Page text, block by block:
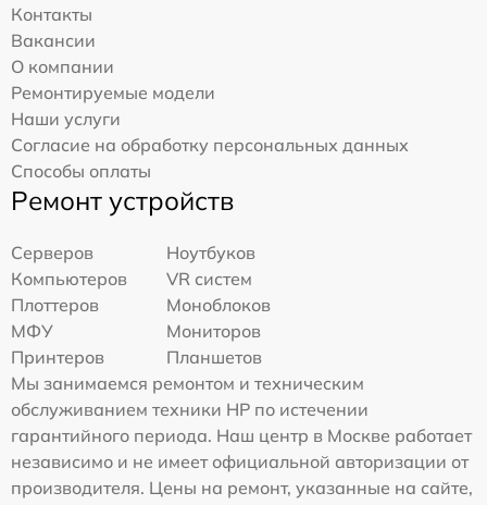
Контакты
Вакансии
О компании
Ремонтируемые модели
Наши услуги
Согласие на обработку персональных данных
Способы оплаты
Ремонт устройств
Серверов
Ноутбуков
Компьютеров
VR систем
Плоттеров
Моноблоков
МФУ
Мониторов
Принтеров
Планшетов
Мы занимаемся ремонтом и техническим
обслуживанием техники HP по истечении
гарантийного периода. Наш центр в Москве работает
независимо и не имеет официальной авторизации от
производителя. Цены на ремонт, указанные на сайте,